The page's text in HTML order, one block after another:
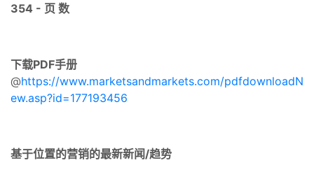
354 - 页 数
下载PDF手册
@https://www.marketsandmarkets.com/pdfdownloadN
ew.asp?id=177193456
基于位置的营销的最新新闻/趋势